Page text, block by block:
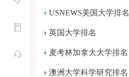
USNEWS美国大学排名
英国大学排名
麦考林加拿大大学排名
澳洲大学科学研究排名